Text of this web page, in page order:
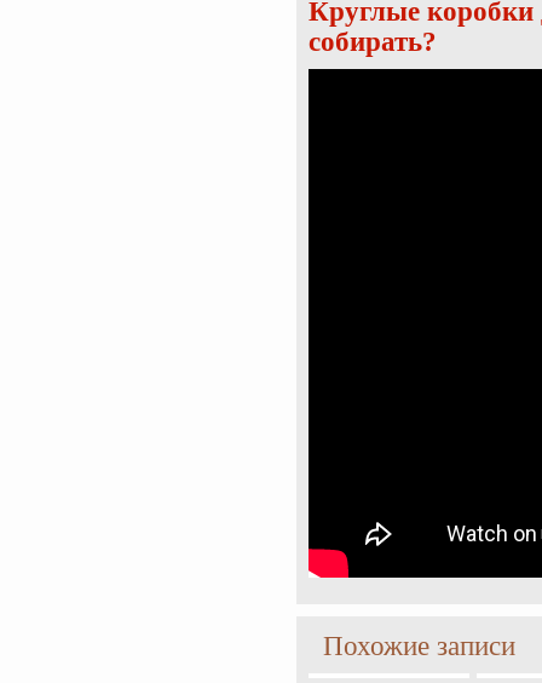
Круглые коробки
собирать?
Похожие записи